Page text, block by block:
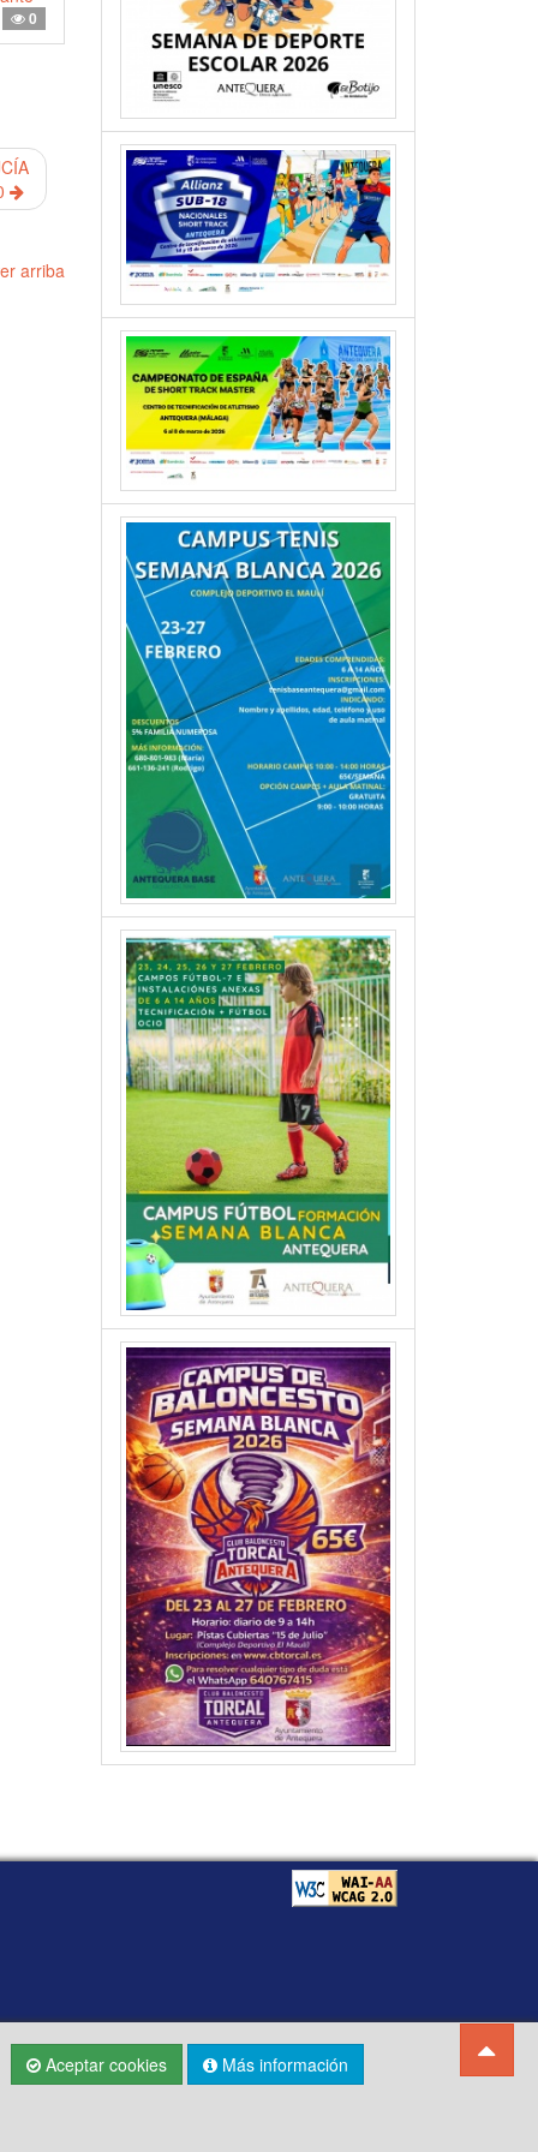
0
arriba
Aceptar cookies Más información